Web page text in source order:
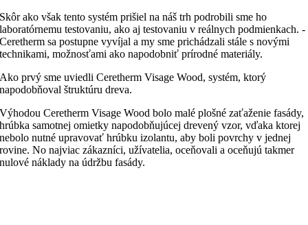
Skôr ako však tento systém prišiel na náš trh podrobili sme ho
laboratórnemu testovaniu, ako aj testovaniu v reálnych podmienkach. ­
Ceretherm sa postupne vyvíjal a my sme prichádzali stále s novými
technikami, možnosťami ako napodobniť prírodné materiály.
Ako prvý sme uviedli Ceretherm Visage Wood, systém, ktorý
napodobňoval štruktúru dreva.
Výhodou Ceretherm Visage Wood bolo malé plošné zaťaženie fasády,
hrúbka samotnej omietky napodobňujúcej drevený vzor, vďaka ktorej
nebolo nutné upravovať hrúbku izolantu, aby boli povrchy v jednej
rovine. No najviac zákazníci, užívatelia, oceňovali a oceňujú takmer
nulové náklady na údržbu fasády.